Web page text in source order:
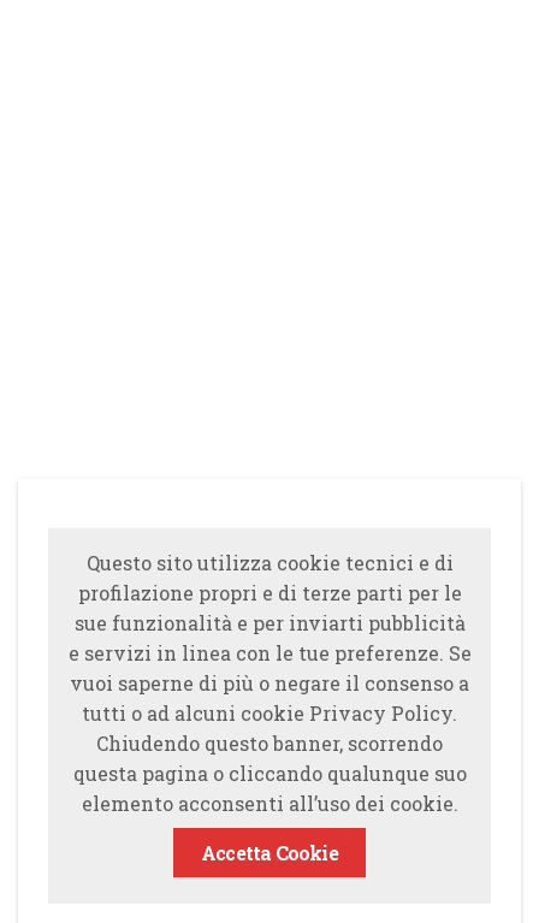
Questo sito utilizza cookie tecnici e di
profilazione propri e di terze parti per le
sue funzionalità e per inviarti pubblicità
e servizi in linea con le tue preferenze. Se
vuoi saperne di più o negare il consenso a
tutti o ad alcuni cookie Privacy Policy.
Chiudendo questo banner, scorrendo
questa pagina o cliccando qualunque suo
elemento acconsenti all’uso dei cookie.
Accetta Cookie